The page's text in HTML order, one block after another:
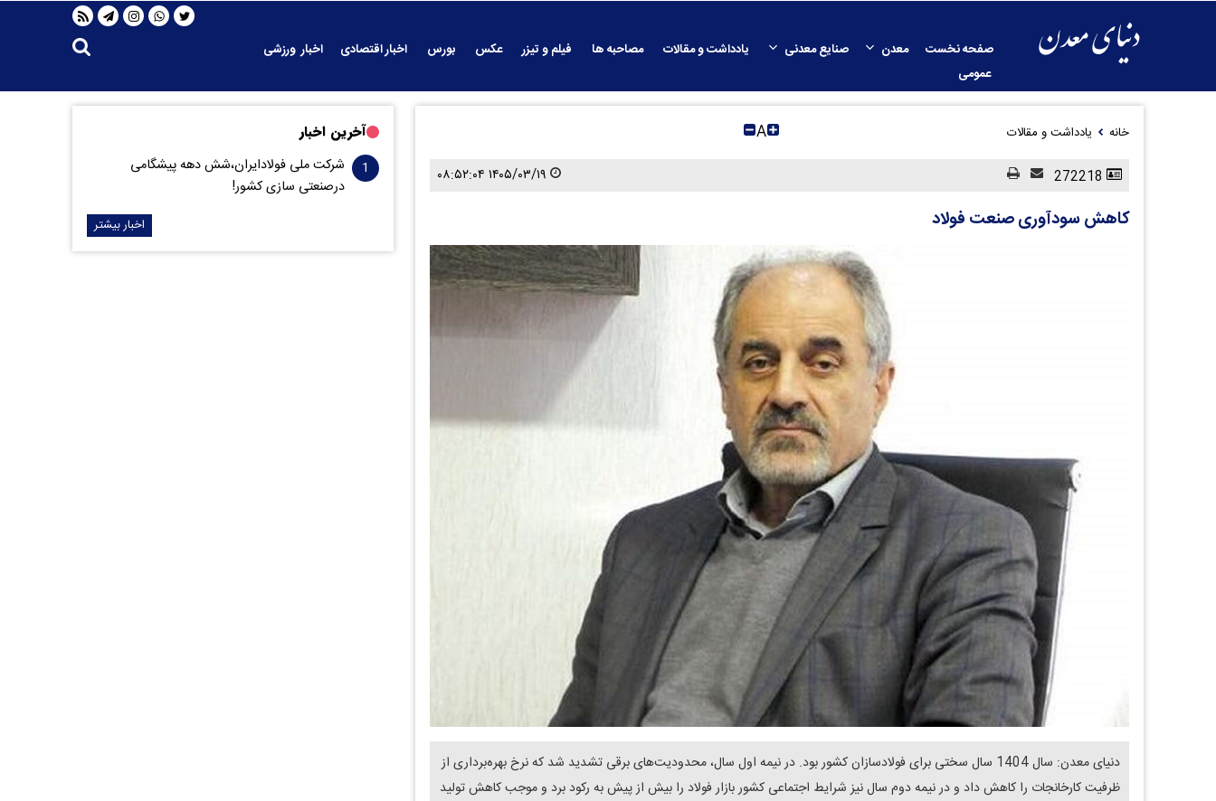
صفحه نخست معدن صنایع معدنی یادداشت و مقالات مصاحبه ها فیلم و تیزر عکس بورس اخبار اقتصادی
اخبار ورزشی
عمومی
خانه یادداشت و مقالات A
۱۴۰۵/۰۳/۱۹ ۰۸:۵۲:۰۴
کاهش سودآوری صنعت فولاد
دنیای معدن: سال 1404 سال سختی برای فولادسازان کشور بود. در نیمه اول سال، محدودیت‌های برقی تشدید شد که نرخ بهره‌برداری از
ظرفیت کارخانجات را کاهش داد و در نیمه دوم سال نیز شرایط اجتماعی کشور بازار فولاد را بیش از پیش به رکود برد و موجب کاهش تولید
آخرین اخبار
شرکت ملی فولادایران،شش دهه پیشگامی
درصنعتی سازی کشور!
اخبار بیشتر